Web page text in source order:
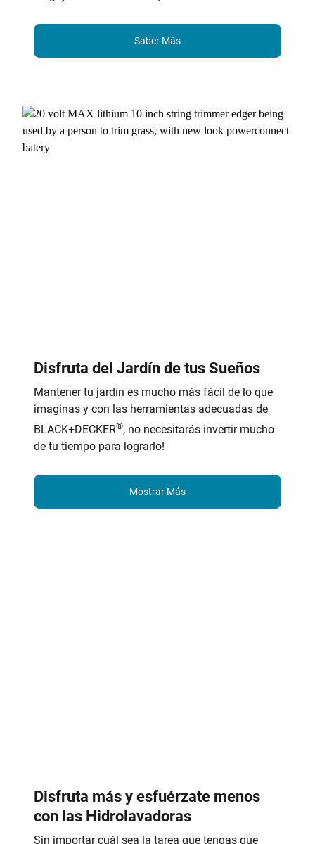
Saber Más
Disfruta del Jardín de tus Sueños
Mantener tu jardín es mucho más fácil de lo que
imaginas y con las herramientas adecuadas de
BLACK+DECKER®, no necesitarás invertir mucho
de tu tiempo para lograrlo!
Mostrar Más
Disfruta más y esfuérzate menos
con las Hidrolavadoras
Sin importar cuál sea la tarea que tengas que